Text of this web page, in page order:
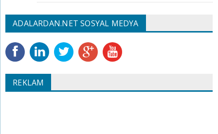
ADALARDAN.NET SOSYAL MEDYA
REKLAM